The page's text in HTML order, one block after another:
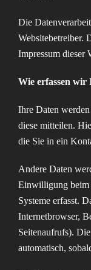
Die
Websitebetreiber.
Impressum dieser
Wie erfassen wir
Ihre Daten
diese mitteilen.
die Sie in ein
Andere Daten
Einwilligung beim
Systeme erfasst.
Internetbrowser,
Seitenaufrufs).
automatisch,